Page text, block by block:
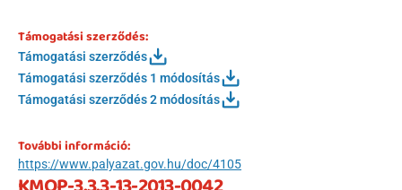
Támogatási szerződés:
Támogatási szerződés
Támogatási szerződés 1 módosítás
Támogatási szerződés 2 módosítás
További információ:
https://www.palyazat.gov.hu/doc/4105